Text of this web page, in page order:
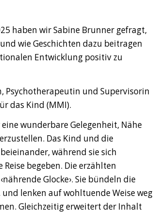
haben wir Sabine Brunner gefragt,
wie Geschichten dazu beitragen
Entwicklung positiv zu
Psychotherapeutin und Supervisorin
das Kind (MMI).
wunderbare Gelegenheit, Nähe
Das Kind und die
während sie sich
begeben. Die erzählten
Glocke›. Sie bündeln die
lenken auf wohltuende Weise weg
Gleichzeitig erweitert der Inhalt